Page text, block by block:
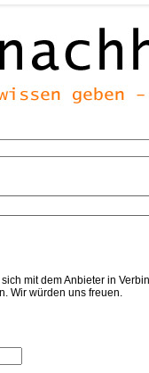
mit dem Anbieter in
Wir würden uns freuen.